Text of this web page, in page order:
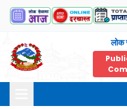
लोक